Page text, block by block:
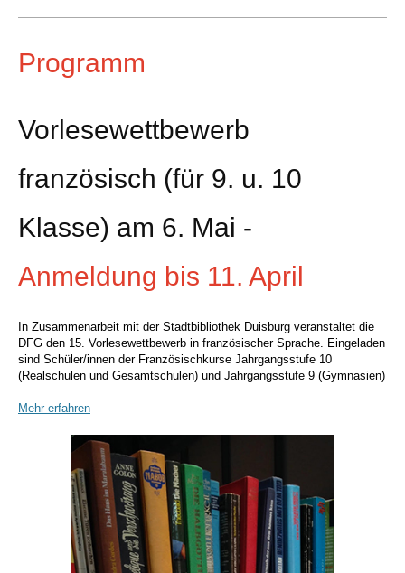
Programm
Vorlesewettbewerb
französisch (für 9. u. 10
Klasse) am 6. Mai -
Anmeldung bis 11. April
In Zusammenarbeit mit der Stadtbibliothek Duisburg veranstaltet die
DFG den 15. Vorlesewettbewerb in französischer Sprache. Eingeladen
sind Schüler/innen der Französischkurse Jahrgangsstufe 10
(Realschulen und Gesamtschulen) und Jahrgangsstufe 9 (Gymnasien)
Mehr erfahren